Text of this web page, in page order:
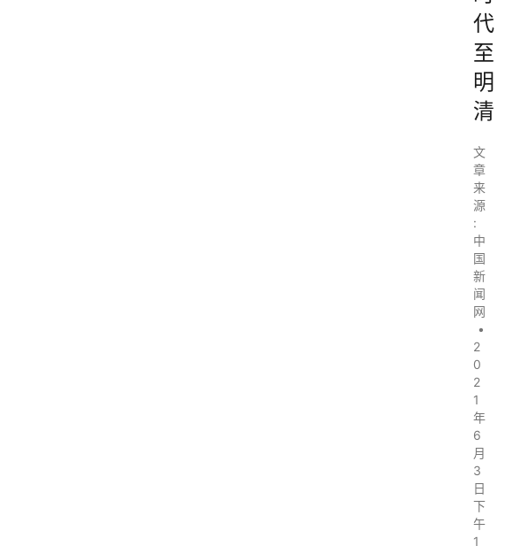
代
至
明
清
文
章
来
源
:
中
国
新
闻
网
•
2
0
2
1
年
6
月
3
日
下
午
1